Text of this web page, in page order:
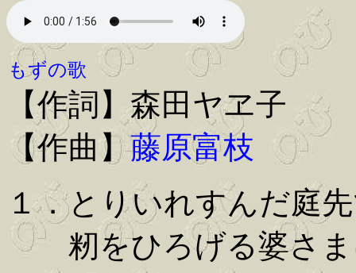
もずの歌
【作詞】森田ヤヱ子
【作曲】藤原富枝
１．とりいれすんだ庭
籾をひろげる婆さま